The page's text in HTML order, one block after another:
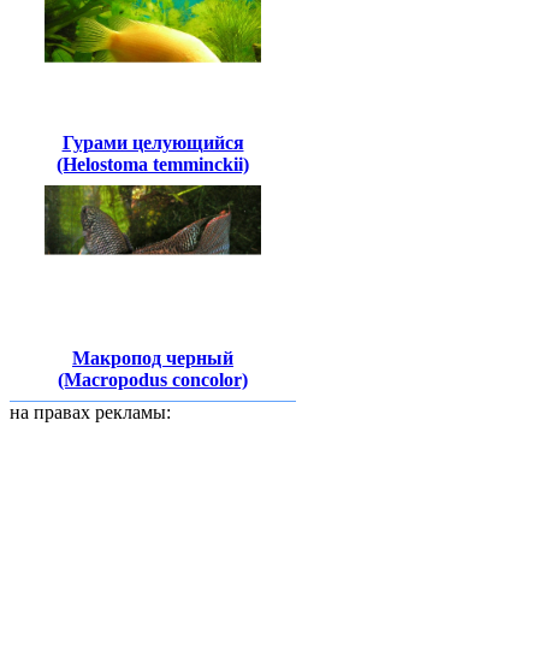
Гурами целующийся
(Helostoma temminckii)
Макропод черный
(Macropodus concolor)
на правах рекламы: